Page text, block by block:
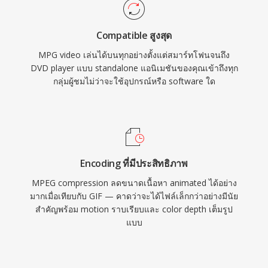
เนื้อหาเคลื่อนไหวทั่วไป
อย่างกว้างขวางเป็นหนึ่งในจุดแข็งที่ยั่งยืนของรูป
แบบนี้ เนื่องจากเครื่องเล่นสื่อแทบทุกตัวบนทุกระบบ
ปฏิบัติการสามารถถอดรหัสไฟล์เหล่านี้ได้โดยไม่
ต้องติดตั้งตัวแปลงสัญญาณเพิ่มเติม MPG ยังคง
พบเห็นได้ในเนื้อหาวิดีโอที่เก็บถาวร การบันทึกจาก
ระบบเฝ้าระวัง และขั้นตอนการทำงานวิดีโอดิจิทัล
Compatible สูงสุด
MPG video เล่นได้บนทุกอย่างตั้งแต่สมาร์ทโฟนจนถึง
DVD player แบบ standalone แอนิเมชันของคุณเข้าถึงทุก
กลุ่มผู้ชมไม่ว่าจะใช้อุปกรณ์หรือ software ใด
Encoding ที่มีประสิทธิภาพ
MPEG compression ลดขนาดเนื้อหา animated ได้อย่าง
มากเมื่อเทียบกับ GIF — คาดว่าจะได้ไฟล์เล็กกว่าอย่างมีนัย
สำคัญพร้อม motion ราบเรียบและ color depth เต็มรูป
แบบ